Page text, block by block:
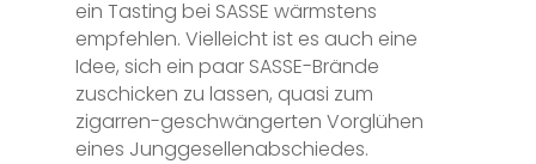
ein Tasting bei SASSE wärmstens
empfehlen. Vielleicht ist es auch eine
Idee, sich ein paar SASSE-Brände
zuschicken zu lassen, quasi zum
zigarren-geschwängerten Vorglühen
eines Junggesellenabschiedes.